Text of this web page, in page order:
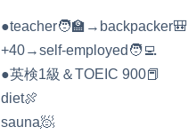
●teacher🧑‍🏫→backpacker🎒
+40→self-employed🧑‍💻
●英検1級＆TOEIC 900📕
diet🍖
sauna🧖